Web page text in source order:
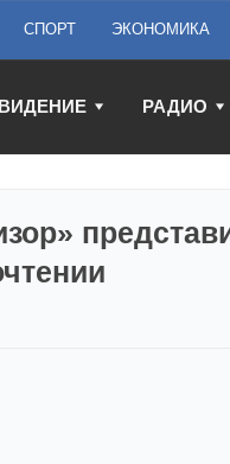
СПОРТ ЭКОНОМИКА
РАДИО